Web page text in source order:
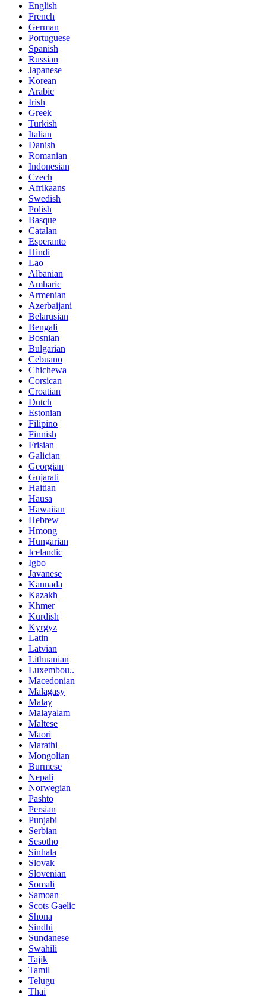
English
French
German
Portuguese
Spanish
Russian
Japanese
Korean
Arabic
Irish
Greek
Turkish
Italian
Danish
Romanian
Indonesian
Czech
Afrikaans
Swedish
Polish
Basque
Catalan
Esperanto
Hindi
Lao
Albanian
Amharic
Armenian
Azerbaijani
Belarusian
Bengali
Bosnian
Bulgarian
Cebuano
Chichewa
Corsican
Croatian
Dutch
Estonian
Filipino
Finnish
Frisian
Galician
Georgian
Gujarati
Haitian
Hausa
Hawaiian
Hebrew
Hmong
Hungarian
Icelandic
Igbo
Javanese
Kannada
Kazakh
Khmer
Kurdish
Kyrgyz
Latin
Latvian
Lithuanian
Luxembou..
Macedonian
Malagasy
Malay
Malayalam
Maltese
Maori
Marathi
Mongolian
Burmese
Nepali
Norwegian
Pashto
Persian
Punjabi
Serbian
Sesotho
Sinhala
Slovak
Slovenian
Somali
Samoan
Scots Gaelic
Shona
Sindhi
Sundanese
Swahili
Tajik
Tamil
Telugu
Thai